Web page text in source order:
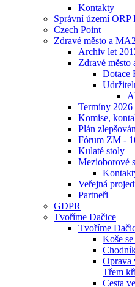
Kontakty
Správní území ORP
Czech Point
Zdravé město a
Archiv let
Zdravé
Dotace
Termíny 2026
Komise,
Plán
Fórum ZM -
Kulaté stoly
Mezioborové
Veřejná
Partneři
GDPR
Tvoříme Dačice
Tvoříme
Koše
Oprava
Třem
Cesta